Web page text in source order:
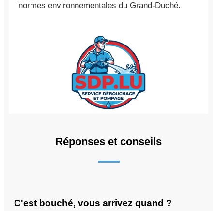
normes environnementales du Grand-Duché.
Réponses et conseils
C'est bouché, vous arrivez quand ?